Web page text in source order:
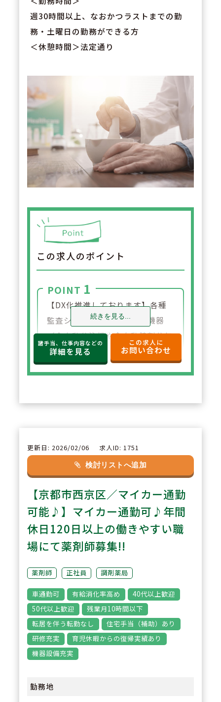
週30時間以上、なおかつラストまでの勤
務・土曜日の勤務ができる方
＜休憩時間＞法定通り
この求人のポイント
POINT 1
【DX化推進しております】各種
監査システムや、各種調剤機器
（全自動分注機や全自動錠剤分包
機、軟膏練り機など）や、クラウ
ド型の薬歴と一体型のレセコンを
POINT 2
有給休暇消化毎年95％以上を継続
中！ワークライフバランスを大事
にしたい方は両立しやすい環境で
す。「ひとりで個人在宅には向か
わない」という方針があり、安心
して働ける就業環境です。
POINT3
【パート薬剤師さんも永年勤続報
奨制度有り♪】正社員は10万、パ
ートさんは5万の報奨がありま
す！
続きを見る...
諸手当、仕事内容などの
詳細を見る
この求人に
お問い合わせ
更新日: 2026/02/06 求人ID: 1751
検討リストへ追加
【京都市西京区／マイカー通勤
可能♪】マイカー通勤可♪年間
休日120日以上の働きやすい職
場にて薬剤師募集!!
薬剤師 正社員 調剤薬局
車通勤可 有給消化率高め
40代以上歓迎
50代以上歓迎
残業月10時間以下
転居を伴う転勤なし
住宅手当（補助）あり
研修充実
育児休暇からの復帰実績あり
機器設備充実
勤務地